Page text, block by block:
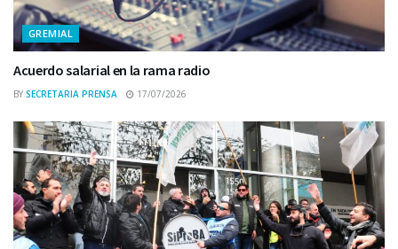
GREMIAL
Acuerdo salarial en la rama radio
BY SECRETARIA PRENSA 17/07/2026